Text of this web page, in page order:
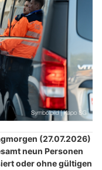
(27.07.2026)
neun Personen
oder ohne gültigen